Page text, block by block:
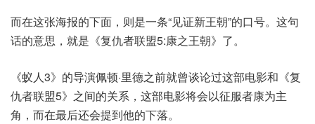
而在这张海报的下面，则是一条“见证新王朝”的口号。这句
话的意思，就是《复仇者联盟5:康之王朝》了。
《蚁人3》的导演佩顿·里德之前就曾谈论过这部电影和《复
仇者联盟5》之间的关系，这部电影将会以征服者康为主
角，而在最后还会提到他的下落。